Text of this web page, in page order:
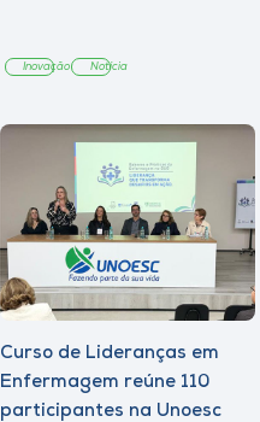
Inovação Notícia
Curso de Lideranças em
Enfermagem reúne 110
participantes na Unoesc